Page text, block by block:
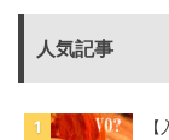
人気記事